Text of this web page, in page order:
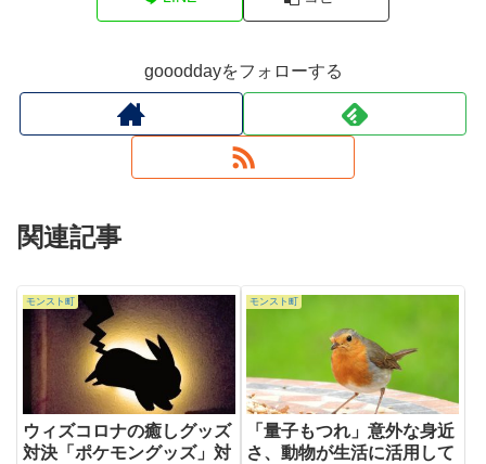
goooddayをフォローする
関連記事
モンスト町
ウィズコロナの癒しグッズ
対決「ポケモングッズ」対
モンスト町
「量子もつれ」意外な身近
さ、動物が生活に活用して